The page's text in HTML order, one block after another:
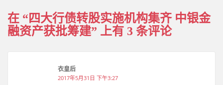
航
在 “四大行债转股实施机构集齐 中银金
融资产获批筹建” 上有 3 条评论
衣皇后
2017年5月31日 下午3:27